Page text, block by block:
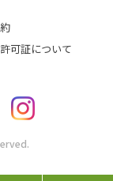
可証について